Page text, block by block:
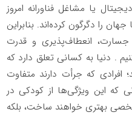
یا مشاغل فناورانه امروز
را دگرگون کرده‌اند. بنابراین
جسارت، انعطاف‌پذیری و قدرت
. دنیا به کسانی تعلق دارد که
که جرأت دارند متفاوت
که این ویژگی‌ها از کودکی در
شخصی بهتری خواهند ساخت، بلکه